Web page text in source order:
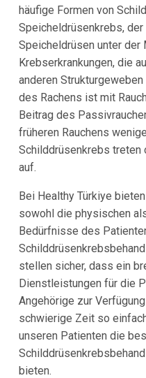
häufige Formen von
Speicheldrüsenkrebs,
Speicheldrüsen unter der
Krebserkrankungen, die
anderen
des Rachens ist mit
Beitrag des
früheren Rauchens
Schilddrüsenkrebs treten
auf.
Bei Healthy Türkiye
sowohl die physischen
Bedürfnisse des
stellen sicher, dass ein
Dienstleistungen für die
Angehörige zur
schwierige Zeit so
unseren Patienten die
bieten.